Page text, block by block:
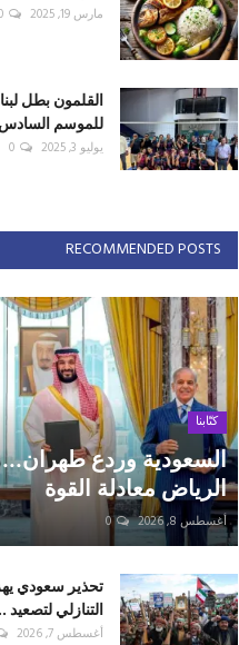
مارس 19, 2025
القلمون بطل
للموسم
يوليو 3, 2025 0
RECOMMENDED POSTS
كتّابنا
السعودية وردع طهران...
الرياض معادلة القوة
أغسطس 8, 2026 0
تحذير سعودي
التنازلي لتصعيد
أغسطس 7, 2026